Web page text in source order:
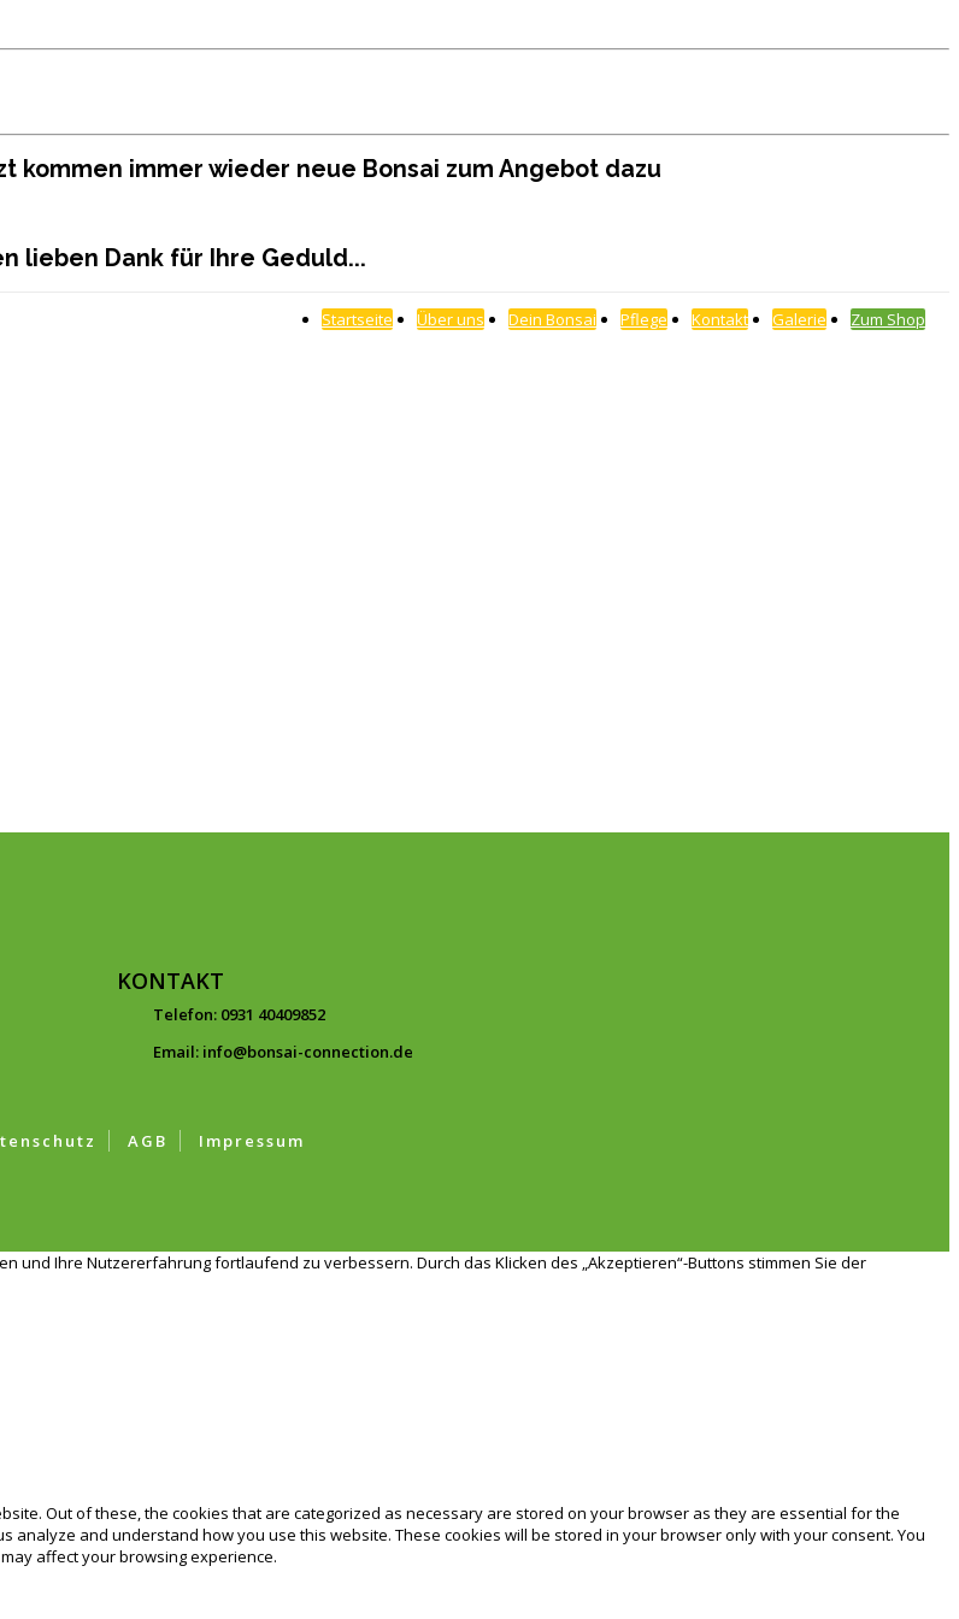
kommen immer wieder neue Bonsai zum Angebot dazu
lieben Dank für Ihre Geduld...
Zum Shop
Galerie
Kontakt
Pflege
Dein Bonsai
Über uns
Startseite
KONTAKT
Telefon: 0931 40409852
Email: info@bonsai-connection.de
AGB Impressum
und Ihre Nutzererfahrung fortlaufend zu verbessern. Durch das Klicken des „Akzeptieren“-Buttons stimmen Sie der
Out of these, the cookies that are categorized as necessary are stored on your browser as they are essential for the
and understand how you use this website. These cookies will be stored in your browser only with your consent. You
affect your browsing experience.